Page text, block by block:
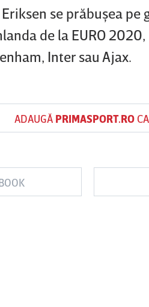
se prăbuşea
de la EURO
Inter sau Ajax.
ADAUGĂ PRIMASPORT.RO